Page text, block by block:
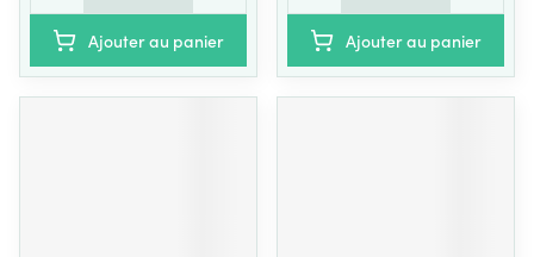
Ajouter au panier Ajouter au panier